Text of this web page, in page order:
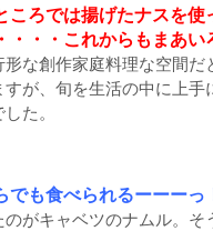
ころでは揚げたナスを
・・・これからもまあい
形な創作家庭料理な空間
すが、旬を生活の中に上
た。
でも食べられるーーーっ
のがキャベツのナムル。